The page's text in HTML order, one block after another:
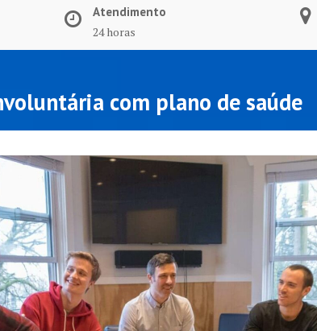
Atendimento
24 horas
com plano de saúde